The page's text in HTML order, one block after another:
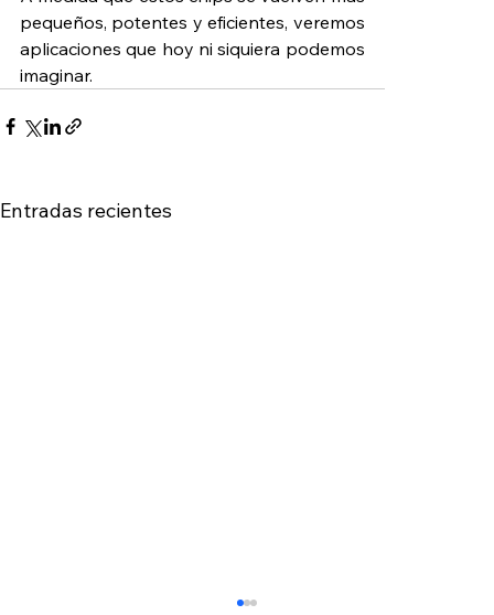
pequeños, potentes y eficientes, veremos
aplicaciones que hoy ni siquiera podemos
imaginar.
Entradas recientes